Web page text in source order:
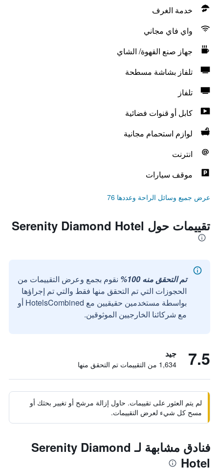
خدمة الغرف
واي فاي مجاني
جهاز صنع القهوة/ الشاي
تلفاز بشاشة مسطحة
تلفاز
كابل أو قنوات فضائية
لوازم استحمام مجانية
انترنت
موقف سيارات
عرض جميع وسائل الراحة وعددها 76
تقييمات حول Serenity Diamond Hotel
تم التحقق منه 100%
نقوم بجمع وعرض التقييمات من
الحجوزات التي تم التحقق منها فقط والتي تم إجراؤها
بواسطة مستخدمين حقيقيين مع HotelsCombined أو
مع شركائنا الخارجيين الموثوقين.
7.5 جيد
1,634 من التقييمات تم التحقق منها
لم يتم العثور على تقييمات. حاول إزالة مرشح أو تغيير بحثك أو
مسح كل شيء لعرض التقييمات.
فنادق مشابهة لـ Serenity Diamond
Hotel